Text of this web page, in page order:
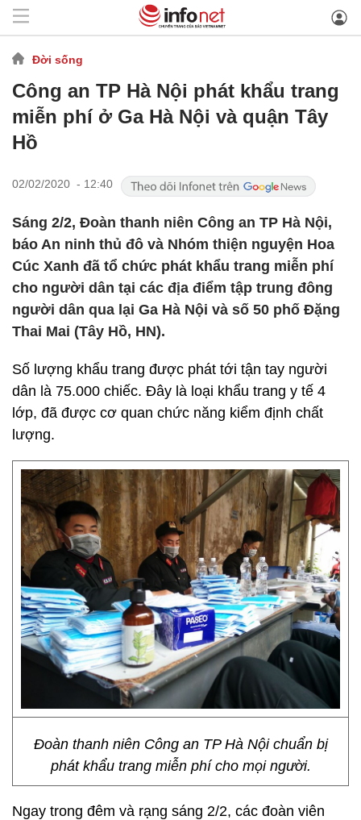
Đời sống
Công an TP Hà Nội phát khẩu trang
miễn phí ở Ga Hà Nội và quận Tây
Hồ
02/02/2020 - 12:40
Sáng 2/2, Đoàn thanh niên Công an TP Hà Nội,
báo An ninh thủ đô và Nhóm thiện nguyện Hoa
Cúc Xanh đã tổ chức phát khẩu trang miễn phí
cho người dân tại các địa điểm tập trung đông
người dân qua lại Ga Hà Nội và số 50 phố Đặng
Thai Mai (Tây Hồ, HN).
Số lượng khẩu trang được phát tới tận tay người
dân là 75.000 chiếc. Đây là loại khẩu trang y tế 4
lớp, đã được cơ quan chức năng kiểm định chất
lượng.
Đoàn thanh niên Công an TP Hà Nội chuẩn bị
phát khẩu trang miễn phí cho mọi người.
Ngay trong đêm và rạng sáng 2/2, các đoàn viên